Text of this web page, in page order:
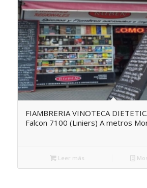
FIAMBRERIA VINOTECA
Falcon 7100 (Liniers) A metros
Leer más